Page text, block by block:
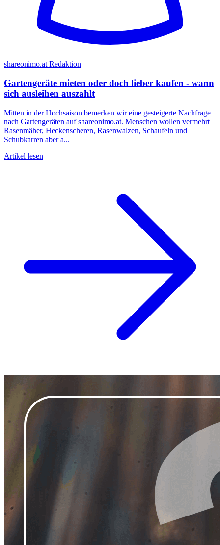
shareonimo.at Redaktion
Gartengeräte mieten oder doch lieber kaufen - wann
sich ausleihen auszahlt
Mitten in der Hochsaison bemerken wir eine gesteigerte Nachfrage
nach Gartengeräten auf shareonimo.at. Menschen wollen vermehrt
Rasenmäher, Heckenscheren, Rasenwalzen, Schaufeln und
Schubkarren aber a...
Artikel lesen